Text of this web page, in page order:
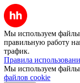
Мы используем файлы
правильную работу
трафик.
Правила
Мы используем файлы
файлов cookie